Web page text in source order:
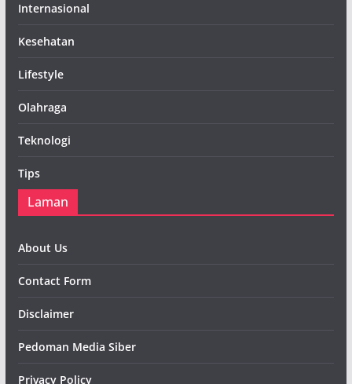
Internasional
Kesehatan
Lifestyle
Olahraga
Teknologi
Tips
Laman
About Us
Contact Form
Disclaimer
Pedoman Media Siber
Privacy Policy